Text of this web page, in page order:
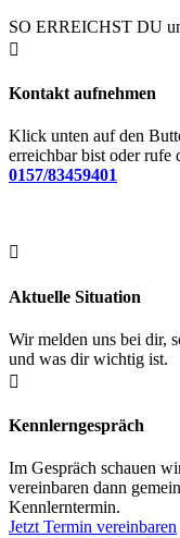
SO ERREICHST DU

Kontakt aufnehmen
Klick unten auf den
erreichbar bist oder rufe
0157/83459401

Aktuelle Situation
Wir melden uns bei dir,
und was dir wichtig ist.

Kennlerngespräch
Im Gespräch schauen
vereinbaren dann
Kennlerntermin.
Jetzt Termin vereinbaren